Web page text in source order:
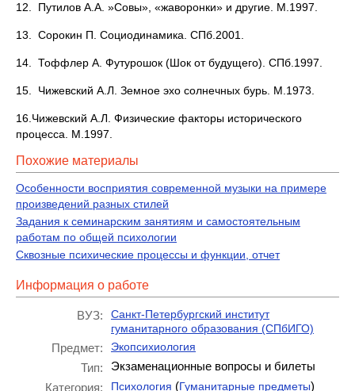
12. Путилов А.А. »Совы», «жаворонки» и другие. М.1997.
13. Сорокин П. Социодинамика. СПб.2001.
14. Тоффлер А. Футурошок (Шок от будущего). СПб.1997.
15. Чижевский А.Л. Земное эхо солнечных бурь. М.1973.
16.Чижевский А.Л. Физические факторы исторического
процесса. М.1997.
Похожие материалы
Особенности восприятия современной музыки на примере
произведений разных стилей
Задания к семинарским занятиям и самостоятельным
работам по общей психологии
Сквозные психические процессы и функции, отчет
Информация о работе
ВУЗ:
Санкт-Петербургский институт
гуманитарного образования (СПбИГО)
Предмет: Экопсихиология
Тип:
Экзаменационные вопросы и билеты
Категория:
Психология (Гуманитарные предметы)